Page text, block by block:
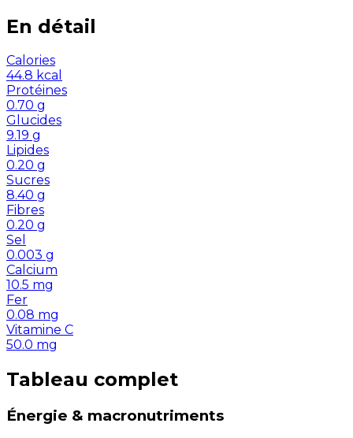
En détail
Calories
44.8 kcal
Protéines
0.70 g
Glucides
9.19 g
Lipides
0.20 g
Sucres
8.40 g
Fibres
0.20 g
Sel
0.003 g
Calcium
10.5 mg
Fer
0.08 mg
Vitamine C
50.0 mg
Tableau complet
Énergie & macronutriments